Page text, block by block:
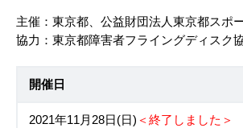
主催：東京都、公益財団法人東京都スポ
協力：東京都障害者フライングディスク
開催日
2021年11月28日(日) ＜終了しました＞